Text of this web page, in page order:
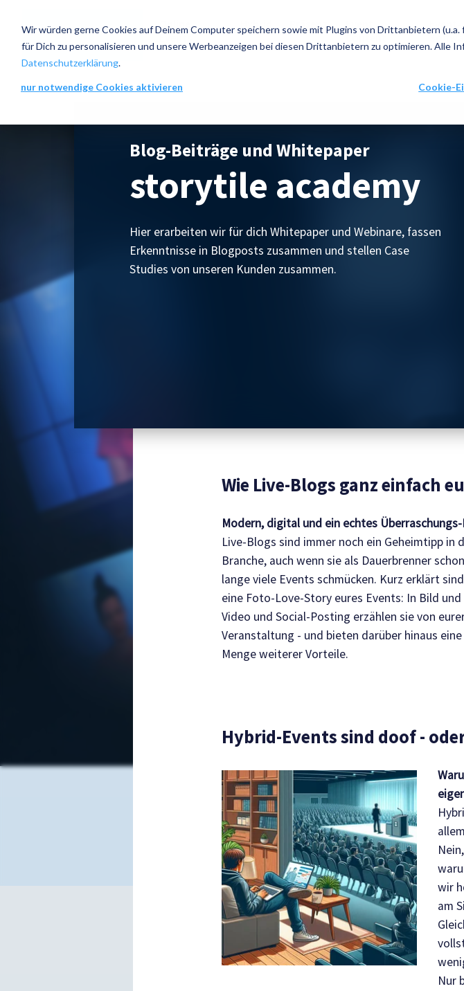
Wir würden gerne Cookies auf Deinem Computer speichern sowie mit Plugins von Drittanbietern
für Dich zu personalisieren und unsere Werbeanzeigen bei diesen Drittanbietern zu optimieren. Alle
Datenschutzerklärung.
Cookie-
nur notwendige Cookies aktivieren
Online-
Events
Hybrid Präsenz
Event
Content
Event-
Blog-Beiträge und Whitepaper
storytile academy
Hier erarbeiten wir für dich Whitepaper und Webinare, fassen
Erkenntnisse in Blogposts zusammen und stellen Case
Studies von unseren Kunden zusammen.
Wie Live-Blogs ganz einfach
Modern, digital und ein echtes Überraschungs-
Live-Blogs sind immer noch ein Geheimtipp in
Branche, auch wenn sie als Dauerbrenner schon
lange viele Events schmücken. Kurz erklärt
eine Foto-Love-Story eures Events: In Bild und
Video und Social-Posting erzählen sie von
Veranstaltung - und bieten darüber hinaus eine
Menge weiterer Vorteile.
Hybrid-Events sind doof -
wir
am
Nur